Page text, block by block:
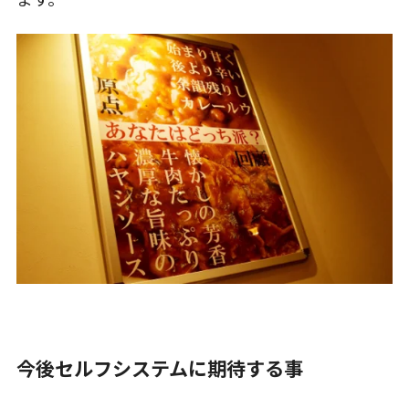
今後セルフシステムに期待する事